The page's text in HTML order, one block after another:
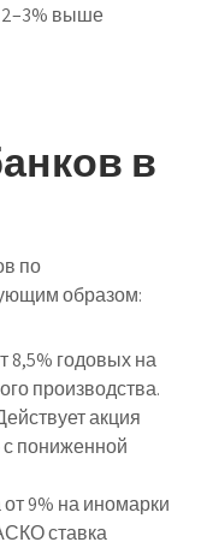
2–3% выше
в
по
образом:
8,5% годовых на
производства.
акция
с пониженной
9% на иномарки
ставка